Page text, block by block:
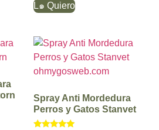
L๑ Quiero
Spray Anti Mordedura
Perros y Gatos Stanvet